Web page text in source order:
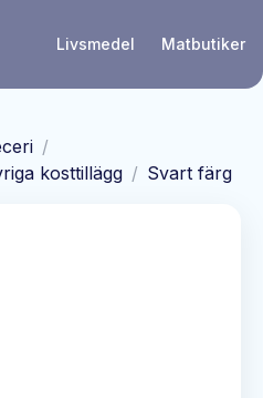
Livsmedel Matbutiker
/
kosttillägg / Svart färg